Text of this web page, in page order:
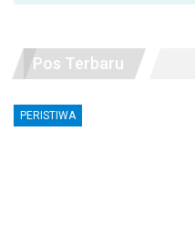
Pos Terbaru
PERISTIWA